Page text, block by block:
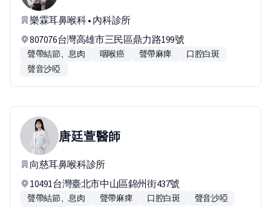
樂霖耳鼻喉科 • 內科診所
807076台灣高雄市三民區鼎力路199號
聲帶結節、息肉 咽喉癌 聲帶麻痺
口腔白斑
聲音沙啞
唐廷萱醫師
向慈耳鼻喉科診所
10491台灣臺北市中山區錦州街437號
聲帶結節、息肉 聲帶麻痺 口腔白斑
聲音沙啞